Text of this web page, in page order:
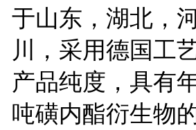
于山东，湖北，
川，采用德国工
产品纯度，具有
吨磺内酯衍生物